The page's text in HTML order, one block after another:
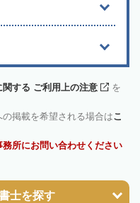
関する ご利用上の注意
を
の掲載を希望される場合はこ
所にお問い合わせください
士を探す